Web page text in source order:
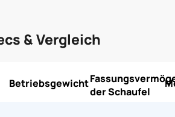
& Vergleich
Betriebsgewicht
der Schaufel